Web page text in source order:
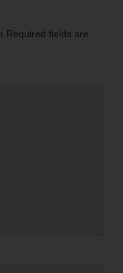
Required fields are